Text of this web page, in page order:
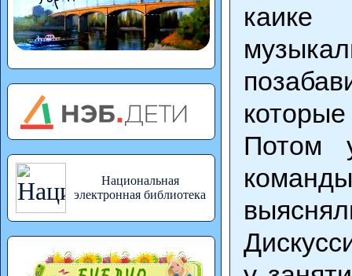
Национальная
электронная библиотека
каике
Потом